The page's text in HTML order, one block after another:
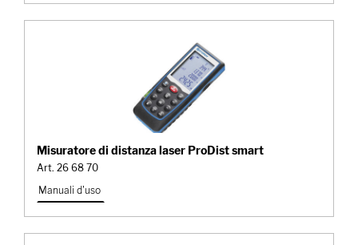
Misuratore di distanza laser ProDist smart
Art. 26 68 70
Manuali d'uso